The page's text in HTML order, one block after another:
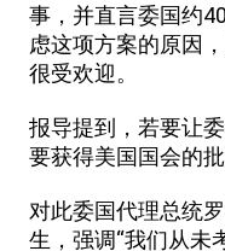
事，并直言委国约
虑这项方案的原因
很受欢迎。
报导提到，若要让
要获得美国国会的
对此委国代理总统
生，强调“我们从未